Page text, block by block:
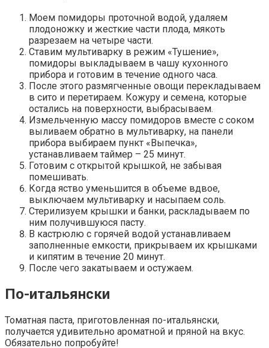
Моем помидоры проточной водой, удаляем
плодоножку и жесткие части плода, мякоть
разрезаем на четыре части.
Ставим мультиварку в режим «Тушение»,
помидоры выкладываем в чашу кухонного
прибора и готовим в течение одного часа.
После этого размягченные овощи перекладываем
в сито и перетираем. Кожуру и семена, которые
остались на поверхности, выбрасываем.
Измельченную массу помидоров вместе с соком
выливаем обратно в мультиварку, на панели
прибора выбираем пункт «Выпечка»,
устанавливаем таймер – 25 минут.
Готовим с открытой крышкой, не забывая
помешивать.
Когда яство уменьшится в объеме вдвое,
выключаем мультиварку и насыпаем соль.
Стерилизуем крышки и банки, раскладываем по
ним получившуюся пасту.
В кастрюлю с горячей водой устанавливаем
заполненные емкости, прикрываем их крышками
и кипятим в течение 20 минут.
После чего закатываем и остужаем.
По-итальянски
Томатная паста, приготовленная по-итальянски,
получается удивительно ароматной и пряной на вкус.
Обязательно попробуйте!